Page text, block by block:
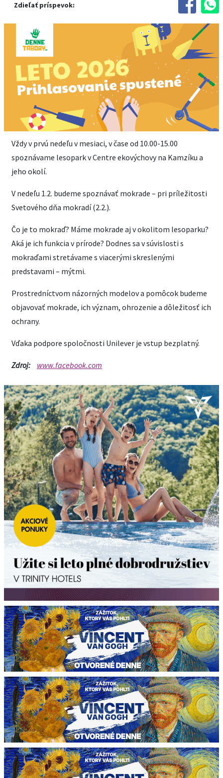
Zdieľať príspevok:
Vždy v prvú nedeľu v mesiaci, v čase od 10.00-15.00
spoznávame lesopark v Centre ekovýchovy na Kamzíku a
jeho okolí.
V nedeľu 1.2. budeme spoznávať mokrade – pri príležitosti
Svetového dňa mokradí (2.2.).
Čo je to mokraď? Máme mokrade aj v okolitom lesoparku?
Aká je ich funkcia v prírode? Dodnes sa v súvislosti s
mokraďami stretávame s viacerými skreslenými
predstavami – mýtmi.
Prostredníctvom názorných modelov a pomôcok budeme
objavovať mokrade, ich význam, ohrozenie a dôležitosť ich
ochrany.
Vďaka podpore spoločnosti Unilever je vstup bezplatný.
Zdroj: www.facebook.com